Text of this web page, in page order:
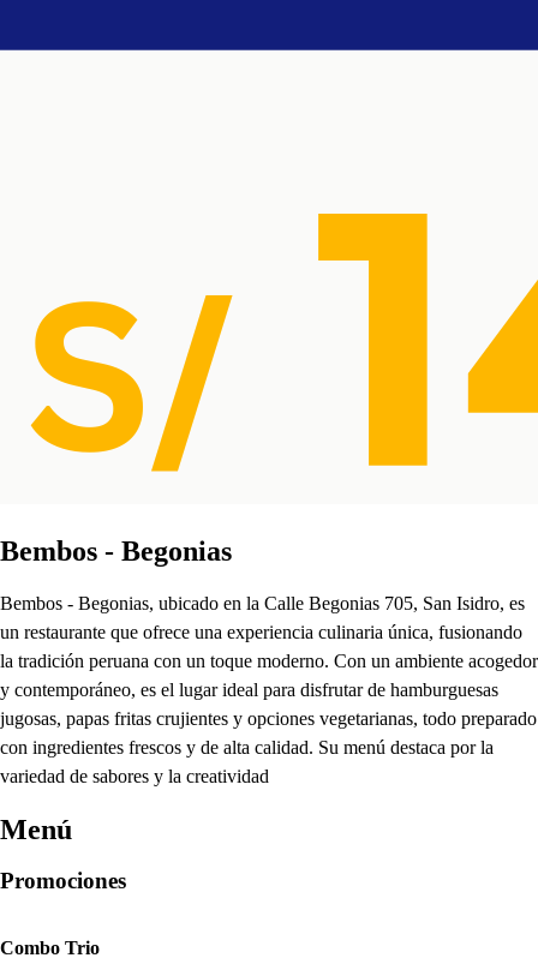
Bembos - Begonias
Bembos - Begonias, ubicado en la Calle Begonias 705, San Isidro, es
un restaurante que ofrece una experiencia culinaria única, fusionando
la tradición peruana con un toque moderno. Con un ambiente acogedor
y contemporáneo, es el lugar ideal para disfrutar de hamburguesas
jugosas, papas fritas crujientes y opciones vegetarianas, todo preparado
con ingredientes frescos y de alta calidad. Su menú destaca por la
variedad de sabores y la creatividad
Menú
Promociones
Combo Trio